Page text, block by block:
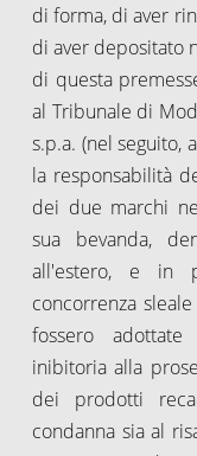
di forma, di aver
di aver depositato
di questa
al Tribunale di
s.p.a. (nel seguito,
la responsabilità
dei due marchi
sua bevanda,
all'estero, e in
concorrenza
fossero
inibitoria alla
dei prodotti
condanna sia al